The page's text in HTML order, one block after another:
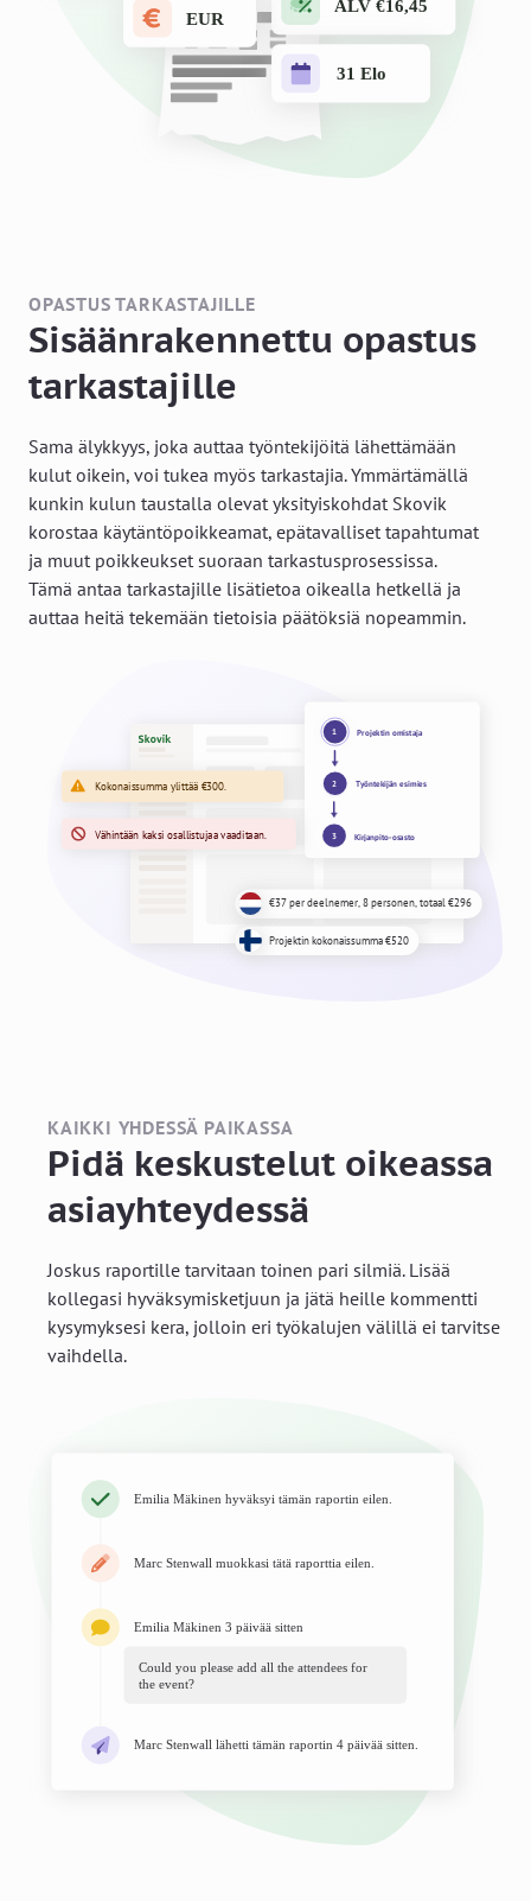
OPASTUS TARKASTAJILLE
Sisäänrakennettu opastus
tarkastajille
Sama älykkyys, joka auttaa työntekijöitä lähettämään
kulut oikein, voi tukea myös tarkastajia. Ymmärtämällä
kunkin kulun taustalla olevat yksityiskohdat Skovik
korostaa käytäntöpoikkeamat, epätavalliset tapahtumat
ja muut poikkeukset suoraan tarkastusprosessissa.
Tämä antaa tarkastajille lisätietoa oikealla hetkellä ja
auttaa heitä tekemään tietoisia päätöksiä nopeammin.
KAIKKI YHDESSÄ PAIKASSA
Pidä keskustelut oikeassa
asiayhteydessä
Joskus raportille tarvitaan toinen pari silmiä. Lisää
kollegasi hyväksymisketjuun ja jätä heille kommentti
kysymyksesi kera, jolloin eri työkalujen välillä ei tarvitse
vaihdella.